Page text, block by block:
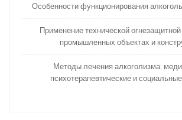
Особенности функционирования
Применение технической
промышленных объектах и
Методы лечения алкоголизма:
психотерапевтические и